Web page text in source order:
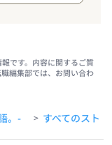
です。内容に関するご質
編集部では、お問い合わ
。- > すべてのスト